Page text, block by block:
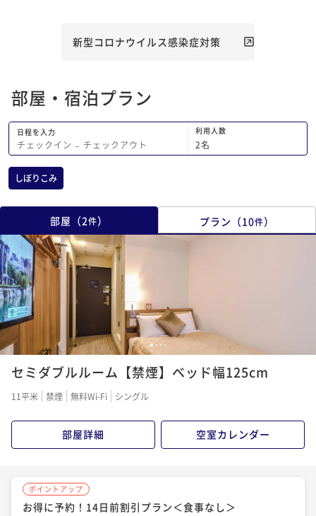
新型コロナウイルス感染症対策
部屋・宿泊プラン
日程を入力
チェックイン − チェックアウト
利用人数
2名
しぼりこみ
部屋 （2件） プラン （10件）
1 2 3 4
セミダブルルーム【禁煙】ベッド幅125cm
11平米 禁煙 無料Wi-Fi シングル
部屋詳細 空室カレンダー
ポイントアップ
お得に予約！14日前割引プラン＜食事なし＞